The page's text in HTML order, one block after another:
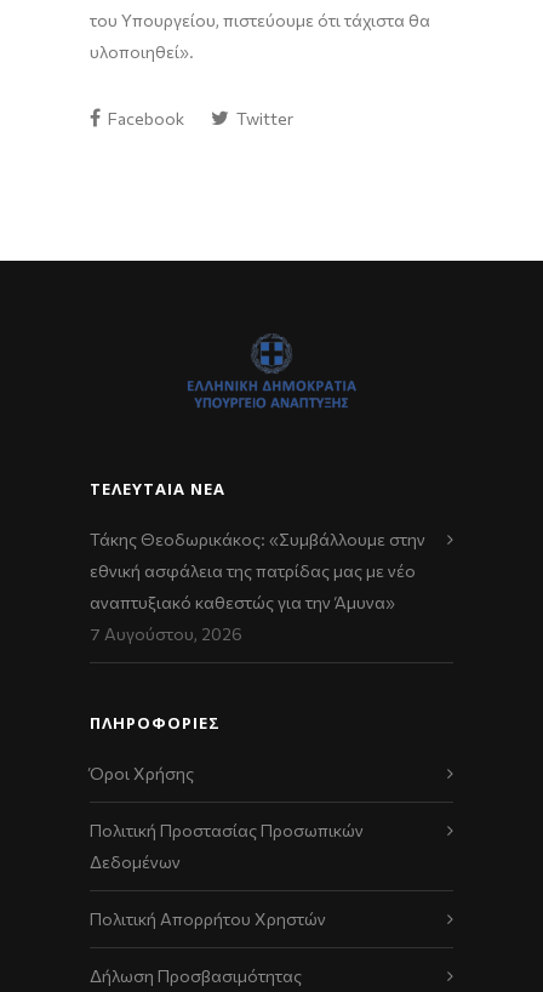
του Υπουργείου, πιστεύουμε ότι τάχιστα θα
υλοποιηθεί».
Facebook Twitter
ΤΕΛΕΥΤΑΊΑ ΝΈΑ
Τάκης Θεοδωρικάκος: «Συμβάλλουμε στην
εθνική ασφάλεια της πατρίδας μας με νέο
αναπτυξιακό καθεστώς για την Άμυνα»
7 Αυγούστου, 2026
ΠΛΗΡΟΦΟΡΙΕΣ
Όροι Χρήσης
Πολιτική Προστασίας Προσωπικών
Δεδομένων
Πολιτική Απορρήτου Χρηστών
Δήλωση Προσβασιμότητας